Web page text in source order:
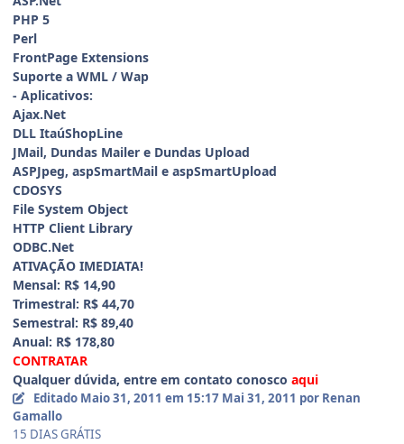
PHP 5
Perl
FrontPage Extensions
Suporte a WML / Wap
- Aplicativos:
Ajax.Net
DLL ItaúShopLine
JMail, Dundas Mailer e Dundas Upload
ASPJpeg, aspSmartMail e aspSmartUpload
CDOSYS
File System Object
HTTP Client Library
ODBC.Net
ATIVAÇÃO IMEDIATA!
Mensal: R$ 14,90
Trimestral: R$ 44,70
Semestral: R$ 89,40
Anual: R$ 178,80
CONTRATAR
Qualquer dúvida, entre em contato conosco aqui
Editado Maio 31, 2011 em 15:17 Mai 31, 2011 por Renan
Gamallo
15 DIAS GRÁTIS